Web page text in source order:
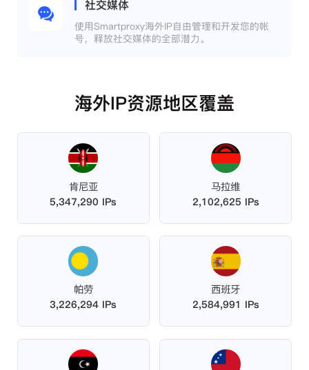
社交媒体
使用Smartproxy海外IP自由管理和开发您的帐
号，释放社交媒体的全部潜力。
海外IP资源地区覆盖
肯尼亚
5,347,290 IPs
马拉维
2,102,625 IPs
帕劳
3,226,294 IPs
西班牙
2,584,991 IPs